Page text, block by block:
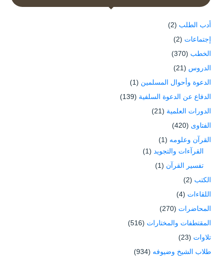
أدب الطلب (2)
إجتماعات (2)
الخطب (370)
الدروس (21)
الدعوة وأحوال المسلمين (1)
الدفاع عن الدعوة السلفية (139)
الدورات العلمية (21)
الفتاوى (420)
القرآن وعلومه (1)
القرآءات والتجويد (1)
تفسير القرآن (1)
الكتب (2)
اللقاءات (4)
المحاضرات (270)
المقتطفات والمختارات (516)
تلاوات (23)
طلاب الشيخ وضيوفه (934)